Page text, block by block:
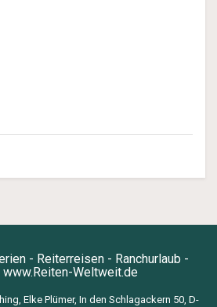
- Reiterreisen - Ranchurlaub -
www.Reiten-Weltweit.de
Elke Plümer, In den Schlagackern 50, D-